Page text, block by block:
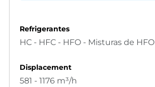
Refrigerantes
HC - HFC - HFO - Misturas de HFO
Displacement
581 - 1176 m³/h